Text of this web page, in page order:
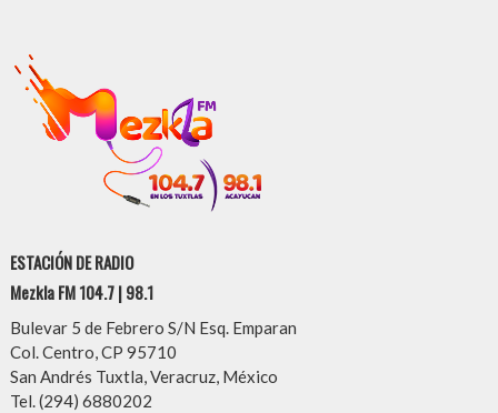
ESTACIÓN DE RADIO
Mezkla FM 104.7 | 98.1
Bulevar 5 de Febrero S/N Esq. Emparan
Col. Centro, CP 95710
San Andrés Tuxtla, Veracruz, México
Tel. (294) 6880202